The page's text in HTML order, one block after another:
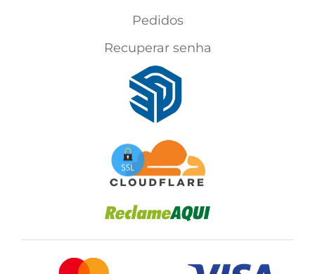
Pedidos
Recuperar senha